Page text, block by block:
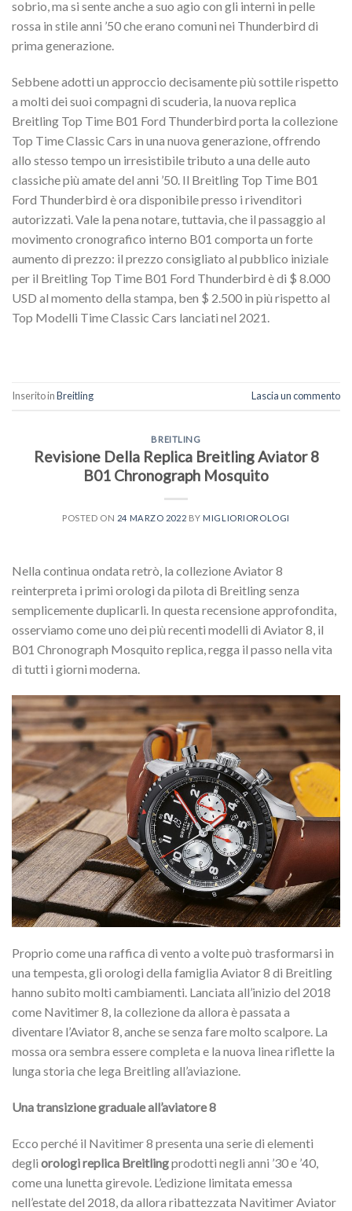
sobrio, ma si sente anche a suo agio con gli interni in pelle
rossa in stile anni ’50 che erano comuni nei Thunderbird di
prima generazione.
Sebbene adotti un approccio decisamente più sottile rispetto
a molti dei suoi compagni di scuderia, la nuova replica
Breitling Top Time B01 Ford Thunderbird porta la collezione
Top Time Classic Cars in una nuova generazione, offrendo
allo stesso tempo un irresistibile tributo a una delle auto
classiche più amate del anni ’50. Il Breitling Top Time B01
Ford Thunderbird è ora disponibile presso i rivenditori
autorizzati. Vale la pena notare, tuttavia, che il passaggio al
movimento cronografico interno B01 comporta un forte
aumento di prezzo: il prezzo consigliato al pubblico iniziale
per il Breitling Top Time B01 Ford Thunderbird è di $ 8.000
USD al momento della stampa, ben $ 2.500 in più rispetto al
Top Modelli Time Classic Cars lanciati nel 2021.
Inserito inBreitling Lascia un commento
BREITLING
Revisione Della Replica Breitling Aviator 8
B01 Chronograph Mosquito
POSTED ON 24 MARZO 2022 BY MIGLIORIOROLOGI
Nella continua ondata retrò, la collezione Aviator 8
reinterpreta i primi orologi da pilota di Breitling senza
semplicemente duplicarli. In questa recensione approfondita,
osserviamo come uno dei più recenti modelli di Aviator 8, il
B01 Chronograph Mosquito replica, regga il passo nella vita
di tutti i giorni moderna.
Proprio come una raffica di vento a volte può trasformarsi in
una tempesta, gli orologi della famiglia Aviator 8 di Breitling
hanno subito molti cambiamenti. Lanciata all’inizio del 2018
come Navitimer 8, la collezione da allora è passata a
diventare l’Aviator 8, anche se senza fare molto scalpore. La
mossa ora sembra essere completa e la nuova linea riflette la
lunga storia che lega Breitling all’aviazione.
Una transizione graduale all’aviatore 8
Ecco perché il Navitimer 8 presenta una serie di elementi
degli orologi replica Breitlingprodotti negli anni ’30 e ’40,
come una lunetta girevole. L’edizione limitata emessa
nell’estate del 2018, da allora ribattezzata Navitimer Aviator